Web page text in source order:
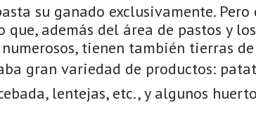
su ganado exclusivamente.
que, además del área de pastos y
tienen también tierras
gran variedad de productos:
lentejas, etc., y algunos